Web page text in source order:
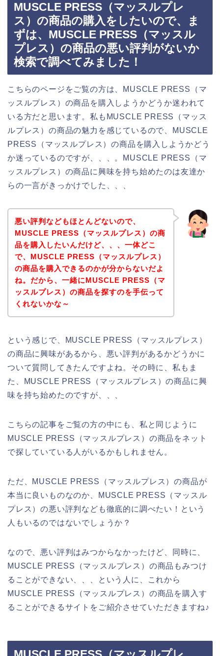
MUSCLE PRESS（マッスルプレ
ス）の商品の購入をしたいので、ま
ずは、MUSCLE PRESS（マッスル
プレス）の商品の悪い評判がないか
検索で調べてみました！
こちらのページをご覧の方は、MUSCLE PRESS（マ
ッスルプレス）の商品を購入しようかどうか迷われて
いる方だと思います。私もMUSCLE PRESS（マッス
ルプレス）の商品の魅力を感じているので、MUSCLE
PRESS（マッスルプレス）の商品を購入しようかどう
か迷っているのですが、、、。MUSCLE PRESS（マ
ッスルプレス）の商品に興味を持ち始めたのは友達か
らの一言がきっかけでした、、、
悪い評判などもほとんどないので、
MUSCLE PRESS（マッスルプレス）の商
品を購入したいんだけど、、、一体どこ
で、MUSCLE PRESS（マッスルプレス）
の商品を購入できるのかが分からないだよ
ね。だから、一緒にMUSCLE PRESS（マ
ッスルプレス）の商品を探すのを手伝って
くれないかな～
という感じで、MUSCLE PRESS（マッスルプレス）
の商品に興味があるから、悪い評判があるかどうかに
ついて質問してきたんですよね。その時に、私もま
た、MUSCLE PRESS（マッスルプレス）の商品に興
味を持ち始めたのですが、、、
こちらの記事をご覧の方の中にも、私と同じように
MUSCLE PRESS（マッスルプレス）の商品をネット
で探していている人がいるかもしれません。
ただ、MUSCLE PRESS（マッスルプレス）の商品が
本当に良いものなのか、MUSCLE PRESS（マッスル
プレス）の悪い評判なども徹底的に調べたい！という
人もいるのではないでしょうか？
なので、悪い評判はみつからなかったけど、同時に、
MUSCLE PRESS（マッスルプレス）の商品もみつけ
ることができない、、、という人に、これから
MUSCLE PRESS（マッスルプレス）の商品を購入す
ることができるサイトをご紹介させていただきますね♪